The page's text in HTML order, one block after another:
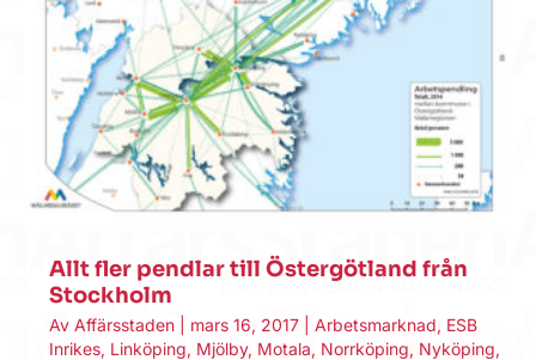
Allt fler pendlar till Östergötland från
Stockholm
Av Affärsstaden mars 16, 2017 Arbetsmarknad, ESB
Inrikes, Linköping, Mjölby, Motala, Norrköping, Nyköping,